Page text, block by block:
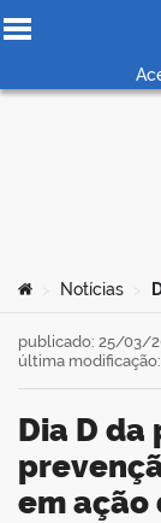
Ir para o
Você está aqui:
Notícias
Dia D da pessoa idosa promove
em ação
publicado: 25/03/
última